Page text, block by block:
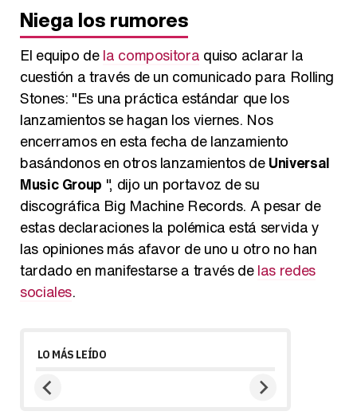
Niega los rumores
El equipo dela compositora quiso aclarar la
cuestión a través de un comunicado para Rolling
Stones: "Es una práctica estándar que los
lanzamientos se hagan los viernes. Nos
encerramos en esta fecha de lanzamiento
basándonos en otros lanzamientos deUniversal
Music Group ", dijo un portavoz de su
discográfica Big Machine Records. A pesar de
estas declaraciones la polémica está servida y
las opiniones más afavor de uno u otro no han
tardado en manifestarse a través delas redes
sociales.
LO MÁS LEÍDO